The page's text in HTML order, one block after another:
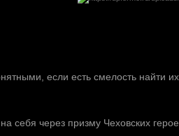
если есть смелость найти
себя через призму Чеховских